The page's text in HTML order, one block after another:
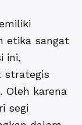
etika sangat
ini,
strategis
Oleh karena
segi